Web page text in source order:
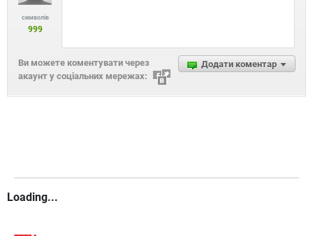
символів
999
Додати коментар
Ви можете коментувати через
акаунт у соціальних мережах:
Loading...